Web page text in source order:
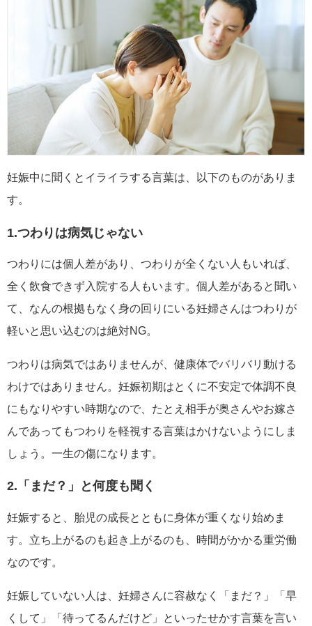
妊娠中に聞くとイライラする言葉は、以下のものがありま
す。
1.つわりは病気じゃない
つわりには個人差があり、つわりが全くない人もいれば、
全く飲食できず入院する人もいます。個人差があると聞い
て、なんの根拠もなく身の回りにいる妊婦さんはつわりが
軽いと思い込むのは絶対NG。
つわりは病気ではありませんが、健康体でバリバリ動ける
わけではありません。妊娠初期はとくに不安定で体調不良
にもなりやすい時期なので、たとえ相手が奥さんやお嫁さ
んであってもつわりを軽視する言葉はかけないようにしま
しょう。一生の傷になります。
2.「まだ？」と何度も聞く
妊娠すると、胎児の成長とともに身体が重くなり始めま
す。立ち上がるのも起き上がるのも、時間がかかる重労働
なのです。
妊娠していない人は、妊婦さんに容赦なく「まだ？」「早
くして」「待ってるんだけど」といったせかす言葉を言い